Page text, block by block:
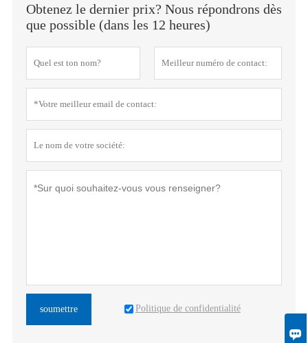

Obtenez le dernier prix? Nous répondrons dès
que possible (dans les 12 heures)
soumettre Politique de confidentialité